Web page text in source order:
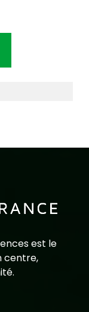
est le
centre,